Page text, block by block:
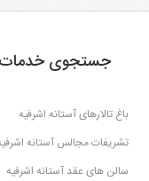
جستجوی خدمات
باغ تالارهای آستانه اشرفیه
تشریفات مجالس آستانه
سالن های عقد آستانه اشرفیه